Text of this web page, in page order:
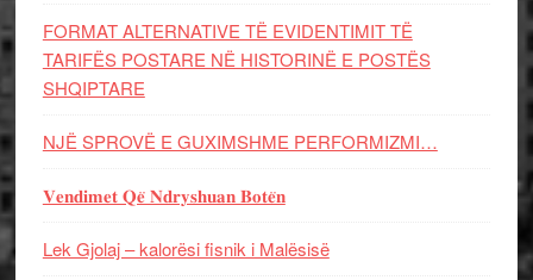
FORMAT ALTERNATIVE TË EVIDENTIMIT TË
TARIFËS POSTARE NË HISTORINË E POSTËS
SHQIPTARE
NJË SPROVË E GUXIMSHME PERFORMIZMI…
𝐕𝐞𝐧𝐝𝐢𝐦𝐞𝐭 𝐐𝐞̈ 𝐍𝐝𝐫𝐲𝐬𝐡𝐮𝐚𝐧 𝐁𝐨𝐭𝐞̈𝐧
Lek Gjolaj – kalorësi fisnik i Malësisë